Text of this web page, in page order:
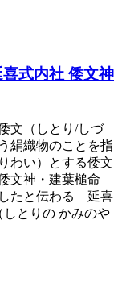
式内社 倭文神
文（しとり/しづ
絹織物のことを指
わい）とする倭文
文神・建葉槌命
したと伝わる 延喜
とりの かみのや